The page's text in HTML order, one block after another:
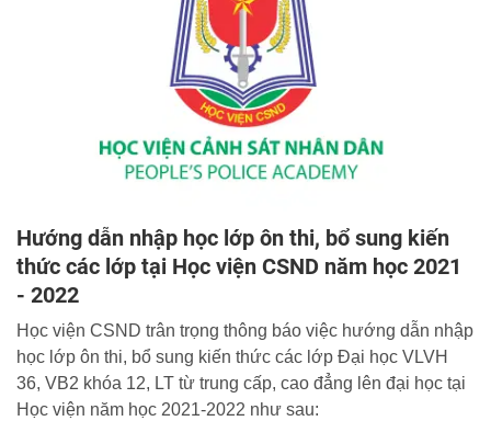
Hướng dẫn nhập học lớp ôn thi, bổ sung kiến
thức các lớp tại Học viện CSND năm học 2021
- 2022
Học viện CSND trân trọng thông báo việc hướng dẫn nhập
học lớp ôn thi, bổ sung kiến thức các lớp Đại học VLVH
36, VB2 khóa 12, LT từ trung cấp, cao đẳng lên đại học tại
Học viện năm học 2021-2022 như sau: